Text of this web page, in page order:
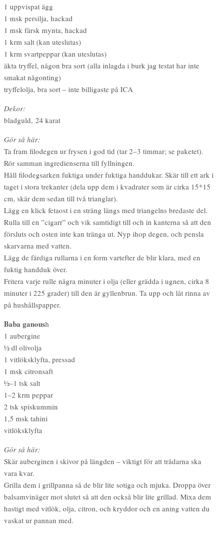
1 uppvispat ägg
1 msk persilja, hackad
1 msk färsk mynta, hackad
1 krm salt (kan uteslutas)
1 krm svartpeppar (kan uteslutas)
äkta tryffel, någon bra sort (alla inlagda i burk jag testat har inte
smakat någonting)
tryffelolja, bra sort – inte billigaste på ICA
Dekor:
bladguld, 24 karat
Gör så här:
Ta fram filodegen ur frysen i god tid (tar 2–3 timmar; se paketet).
Rör samman ingredienserna till fyllningen.
Håll filodegsarken fuktiga under fuktiga handdukar. Skär till ett ark i
taget i stora trekanter (dela upp dem i kvadrater som är cirka 15*15
cm, skär dem sedan till två trianglar).
Lägg en klick fetaost i en sträng längs med triangelns bredaste del.
Rulla till en ”cigarr” och vik samtidigt till och in kanterna så att den
försluts och osten inte kan tränga ut. Nyp ihop degen, och pensla
skarvarna med vatten.
Lägg de färdiga rullarna i en form vartefter de blir klara, med en
fuktig handduk över.
Fritera varje rulle några minuter i olja (eller grädda i ugnen, cirka 8
minuter i 225 grader) till den är gyllenbrun. Ta upp och låt rinna av
på hushållspapper.
Baba ganoush
1 aubergine
½ dl olivolja
1 vitlöksklyfta, pressad
1 msk citronsaft
½–1 tsk salt
1–2 krm peppar
2 tsk spiskummin
1,5 msk tahini
vitlöksklyfta
Gör så här:
Skär auberginen i skivor på längden – viktigt för att trådarna ska
vara kvar.
Grilla dem i grillpanna så de blir lite sotiga och mjuka. Droppa över
balsamvinäger mot slutet så att den också blir lite grillad. Mixa dem
hastigt med vitlök, olja, citron, och kryddor och en aning vatten du
vaskat ur pannan med.